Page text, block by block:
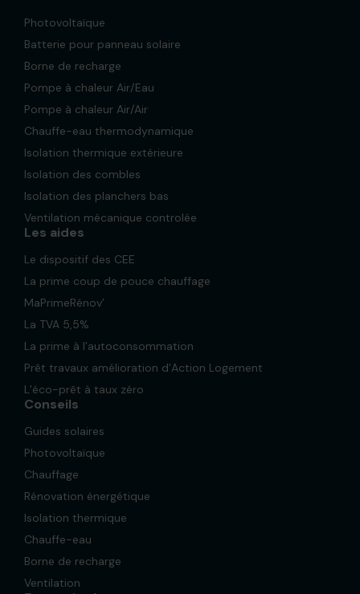
Photovoltaïque
Batterie pour panneau solaire
Borne de recharge
Pompe à chaleur Air/Eau
Pompe à chaleur Air/Air
Chauffe-eau thermodynamique
Isolation thermique extérieure
Isolation des combles
Isolation des planchers bas
Ventilation mécanique controlée
Les aides
Le dispositif des CEE
La prime coup de pouce chauffage
MaPrimeRénov’
La TVA 5,5%
La prime à l’autoconsommation
Prêt travaux amélioration d’Action Logement
L’éco-prêt à taux zéro
Conseils
Guides solaires
Photovoltaïque
Chauffage
Rénovation énergétique
Isolation thermique
Chauffe-eau
Borne de recharge
Ventilation